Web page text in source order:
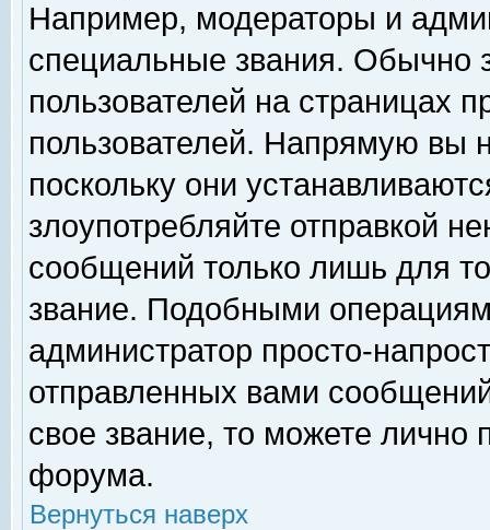
Например, модераторы и
специальные звания. Обычно
пользователей на страницах
пользователей. Напрямую вы
поскольку они
злоупотребляйте отправкой
сообщений только лишь для
звание. Подобными
администратор просто-
отправленных вами
свое звание, то можете лично
форума.
Вернуться наверх